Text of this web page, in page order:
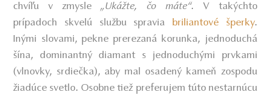
chvíľu v zmysle„Ukážte, čo máte“. V takýchto
prípadoch skvelú službu spravia briliantové šperky.
Inými slovami, pekne prerezaná korunka, jednoduchá
šína, dominantný diamant s jednoduchými prvkami
(vlnovky, srdiečka), aby mal osadený kameň zospodu
žiadúce svetlo. Osobne tiež preferujem túto nestarnúcu